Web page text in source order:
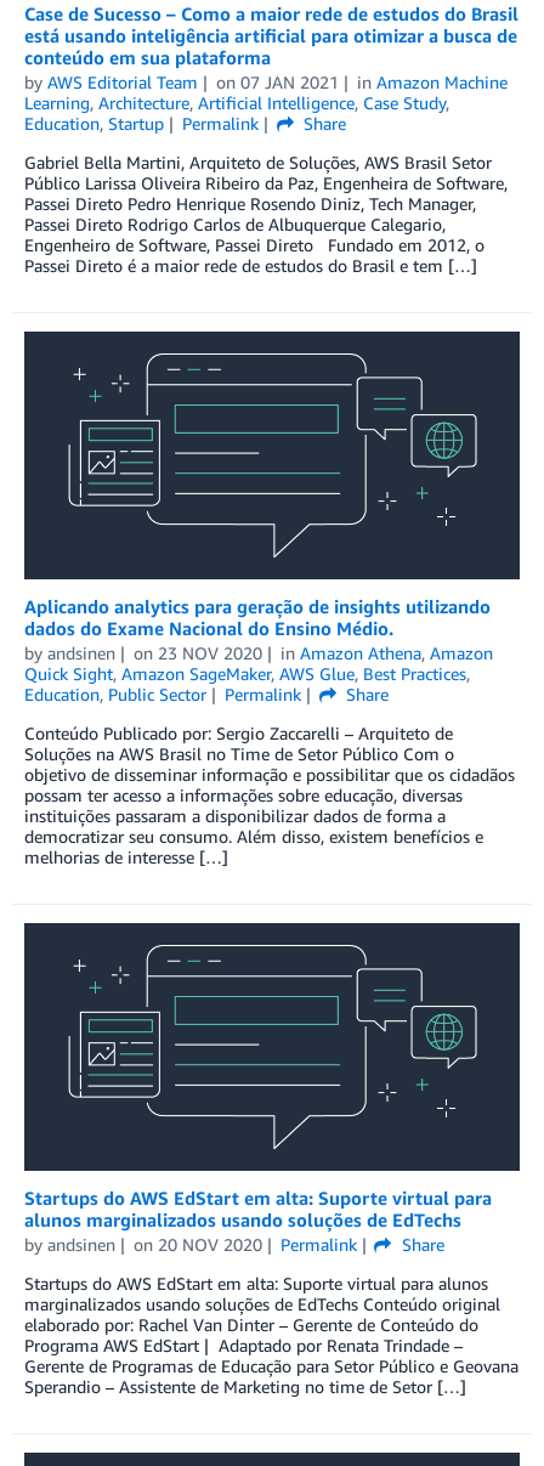
Case de Sucesso – Como a maior rede de estudos do Brasil
está usando inteligência artificial para otimizar a busca de
conteúdo em sua plataforma
by AWS Editorial Team on 07 JAN 2021 in Amazon Machine
Learning, Architecture, Artificial Intelligence, Case Study,
Education, Startup Permalink
Share
Gabriel Bella Martini, Arquiteto de Soluções, AWS Brasil Setor
Público Larissa Oliveira Ribeiro da Paz, Engenheira de Software,
Passei Direto Pedro Henrique Rosendo Diniz, Tech Manager,
Passei Direto Rodrigo Carlos de Albuquerque Calegario,
Engenheiro de Software, Passei Direto Fundado em 2012, o
Passei Direto é a maior rede de estudos do Brasil e tem […]
Aplicando analytics para geração de insights utilizando
dados do Exame Nacional do Ensino Médio.
by andsinen on 23 NOV 2020 in Amazon Athena, Amazon
Quick Sight, Amazon SageMaker, AWS Glue, Best Practices,
Education, Public Sector Permalink
Share
Conteúdo Publicado por: Sergio Zaccarelli – Arquiteto de
Soluções na AWS Brasil no Time de Setor Público Com o
objetivo de disseminar informação e possibilitar que os cidadãos
possam ter acesso a informações sobre educação, diversas
instituições passaram a disponibilizar dados de forma a
democratizar seu consumo. Além disso, existem benefícios e
melhorias de interesse […]
Startups do AWS EdStart em alta: Suporte virtual para
alunos marginalizados usando soluções de EdTechs
by andsinen on 20 NOV 2020 Permalink
Share
Startups do AWS EdStart em alta: Suporte virtual para alunos
marginalizados usando soluções de EdTechs Conteúdo original
elaborado por: Rachel Van Dinter – Gerente de Conteúdo do
Programa AWS EdStart | Adaptado por Renata Trindade –
Gerente de Programas de Educação para Setor Público e Geovana
Sperandio – Assistente de Marketing no time de Setor […]